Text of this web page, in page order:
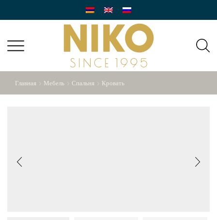
Главная Мебель Спальня Кровать